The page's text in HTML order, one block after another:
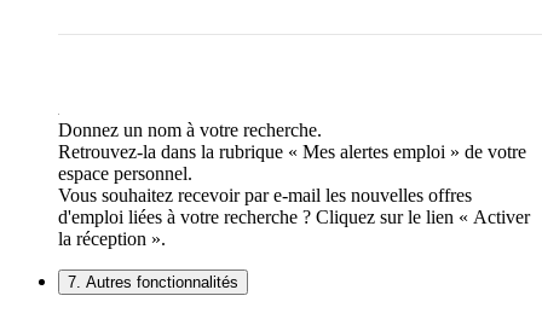
Donnez un nom à votre recherche.
Retrouvez-la dans la rubrique « Mes alertes emploi » de votre
espace personnel.
Vous souhaitez recevoir par e-mail les nouvelles offres
d'emploi liées à votre recherche ? Cliquez sur le lien « Activer
la réception ».
7. Autres fonctionnalités